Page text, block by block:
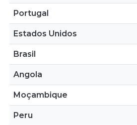
Portugal
Estados Unidos
Brasil
Angola
Moçambique
Peru